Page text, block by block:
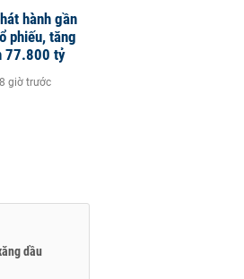
hành gần
phiếu, tăng
77.800 tỷ
8 giờ trước
dầu